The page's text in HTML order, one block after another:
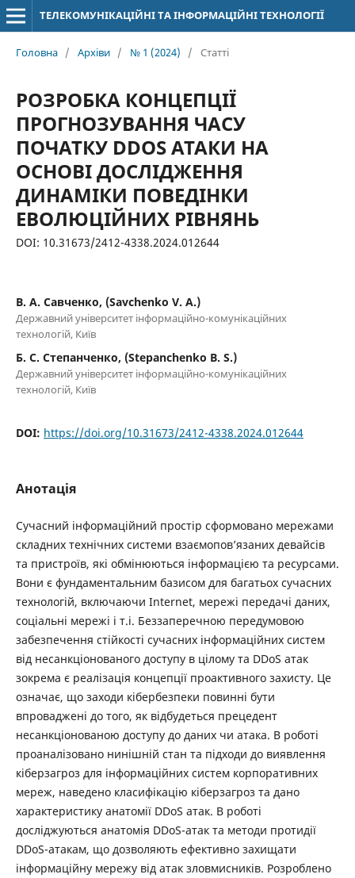
ТЕЛЕКОМУНІКАЦІЙНІ ТА ІНФОРМАЦІЙНІ ТЕХНОЛОГІЇ
Головна / Архіви / № 1 (2024) / Статті
РОЗРОБКА КОНЦЕПЦІЇ
ПРОГНОЗУВАННЯ ЧАСУ
ПОЧАТКУ DDOS АТАКИ НА
ОСНОВІ ДОСЛІДЖЕННЯ
ДИНАМІКИ ПОВЕДІНКИ
ЕВОЛЮЦІЙНИХ РІВНЯНЬ
DOI: 10.31673/2412-4338.2024.012644
В. А. Савченко, (Savchenko V. A.)
Державний університет інформаційно-комунікаційних
технологій, Київ
Б. С. Степанченко, (Stepanchenko B. S.)
Державний університет інформаційно-комунікаційних
технологій, Київ
DOI: https://doi.org/10.31673/2412-4338.2024.012644
Анотація
Сучасний інформаційний простір сформовано мережами
складних технічних системи взаємопов’язаних девайсів
та пристроїв, які обмінюються інформацією та ресурсами.
Вони є фундаментальним базисом для багатьох сучасних
технологій, включаючи Internet, мережі передачі даних,
соціальні мережі і т.і. Беззаперечною передумовою
забезпечення стійкості сучасних інформаційних систем
від несанкціонованого доступу в цілому та DDoS атак
зокрема є реалізація концепції проактивного захисту. Це
означає, що заходи кібербезпеки повинні бути
впроваджені до того, як відбудеться прецедент
несанкціонованою доступу до даних чи атака. В роботі
проаналізовано нинішній стан та підходи до виявлення
кіберзагроз для інформаційних систем корпоративних
мереж, наведено класифікацію кіберзагроз та дано
характеристику анатомії DDoS атак. В роботі
досліджуються анатомія DDoS-атак та методи протидії
DDoS-атакам, що дозволяють ефективно захищати
інформаційну мережу від атак зловмисників. Розроблено